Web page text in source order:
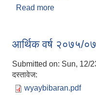
Read more
आर्थिक वर्ष २०७५/
Submitted on: Sun, 12/
दस्तावेज:
wyaybibaran.pdf